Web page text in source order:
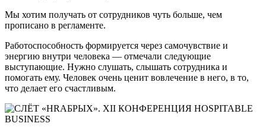
Мы хотим получать от сотрудников чуть больше, чем
прописано в регламенте.
Работоспособность формируется через самочувствие и
энергию внутри человека — отмечали следующие
выступающие. Нужно слушать, слышать сотрудника и
помогать ему. Человек очень ценит вовлечение в него, в то,
что делает его счастливым.